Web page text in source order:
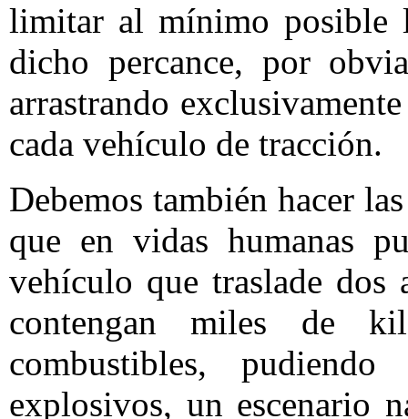
limitar al mínimo posible
dicho percance, por
arrastrando
cada vehículo de tracción.
Debemos también hacer
que en vidas humanas
vehículo que traslade dos
contengan miles de
combustibles,
explosivos, un escenario